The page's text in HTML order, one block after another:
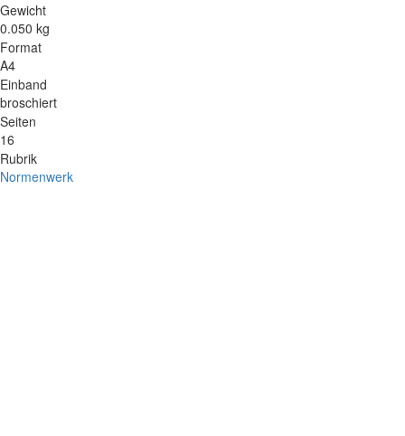
Gewicht
0.050 kg
Format
A4
Einband
broschiert
Seiten
16
Rubrik
Normenwerk